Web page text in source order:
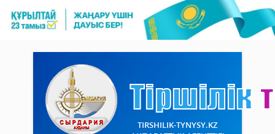
TIRSHILIK-TYNYSY.KZ